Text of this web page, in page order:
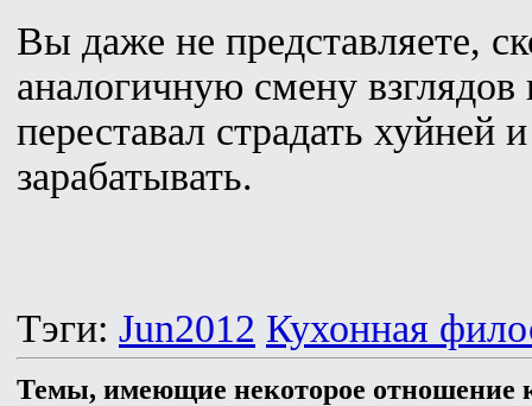
Вы даже не представляете,
аналогичную смену взглядов
переставал страдать хуйней
зарабатывать.
Тэги: Jun2012 Кухонная
Темы, имеющие некоторое отношение